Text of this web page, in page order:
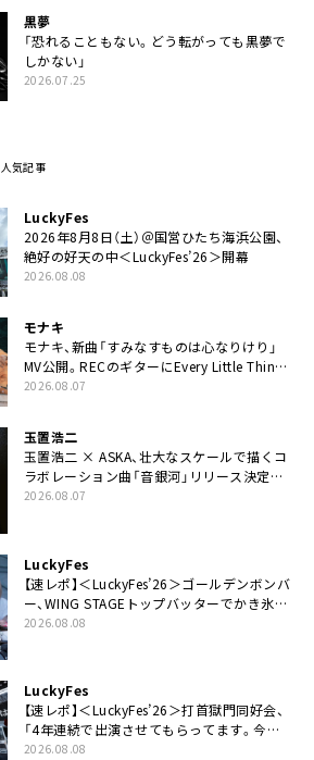
黒夢
「恐れることもない。どう転がっても黒夢で
しかない」
2026.07.25
人気記事
LuckyFes
2026年8月8日（土）＠国営ひたち海浜公園、
絶好の好天の中＜LuckyFes’26＞開幕
2026.08.08
モナキ
モナキ、新曲「すみなすものは心なりけり」
MV公開。RECのギターにEvery Little Thing・
伊藤一朗参加も
2026.08.07
玉置浩二
玉置浩二 × ASKA、壮大なスケールで描くコ
ラボレーション曲「音銀河」リリース決定。
カップリングには新曲「命の宿り」収録も
2026.08.07
LuckyFes
【速レポ】＜LuckyFes’26＞ゴールデンボンバ
ー、WING STAGEトップバッターでかき氷爆
食いや瓦割り「みなさん完璧です！」
2026.08.08
LuckyFes
【速レポ】＜LuckyFes’26＞打首獄門同好会、
「4年連続で出演させてもらってます。今日
もとびっきり暑いですね」
2026.08.08